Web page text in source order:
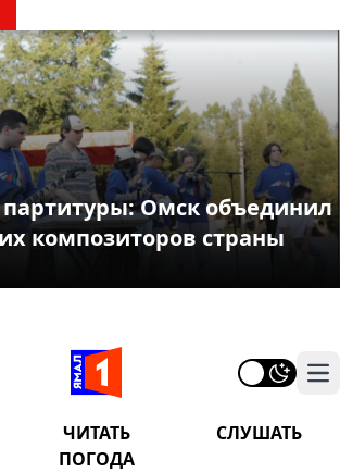
Омск объединил
композиторов страны
ЧИТАТЬ
СЛУШАТЬ
ПОГОДА